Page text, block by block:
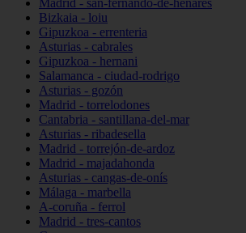
Madrid - san-fernando-de-henares
Bizkaia - loiu
Gipuzkoa - errenteria
Asturias - cabrales
Gipuzkoa - hernani
Salamanca - ciudad-rodrigo
Asturias - gozón
Madrid - torrelodones
Cantabria - santillana-del-mar
Asturias - ribadesella
Madrid - torrejón-de-ardoz
Madrid - majadahonda
Asturias - cangas-de-onís
Málaga - marbella
A-coruña - ferrol
Madrid - tres-cantos